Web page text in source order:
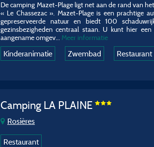
De camping Mazet-Plage ligt net aan de rand van
« Le Chassezac ». Mazet-Plage is een prachtige
gepreserveerde natuur en biedt 100
gezinsbezigheden centraal staan. U kunt hier
aangename omgev... Meer informatie
Kinderanimatie Zwembad Restaurant
Camping LA PLAINE
Rosières
Restaurant